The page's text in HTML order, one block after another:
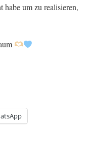
habe um zu realisieren,